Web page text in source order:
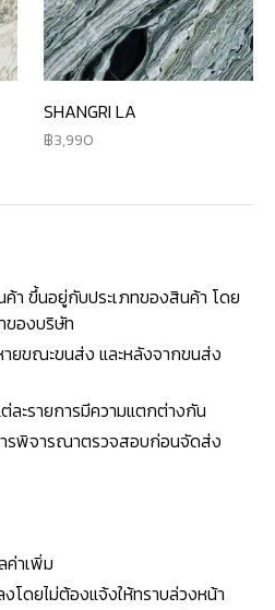
SHANGRI LA
3,990
า ขึ้นอยู่กับประเภทของสินค้า โดย
ของบริษัท
ยขณะขนส่ง และหลังจากขนส่ง
ละรายการมีความแตกต่างกัน
รพิจารณาตรวจสอบก่อนจัดส่ง
ค่าเพิ่ม
โดยไม่ต้องแจ้งให้ทราบล่วงหน้า